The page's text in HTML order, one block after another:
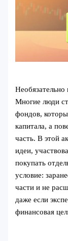
Необязательно
Многие люди
фондов,
капитала, а
часть. В этой
идеи,
покупать
условие:
части и не
даже если
финансовая